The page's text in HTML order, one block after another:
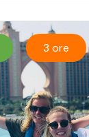
3 ore